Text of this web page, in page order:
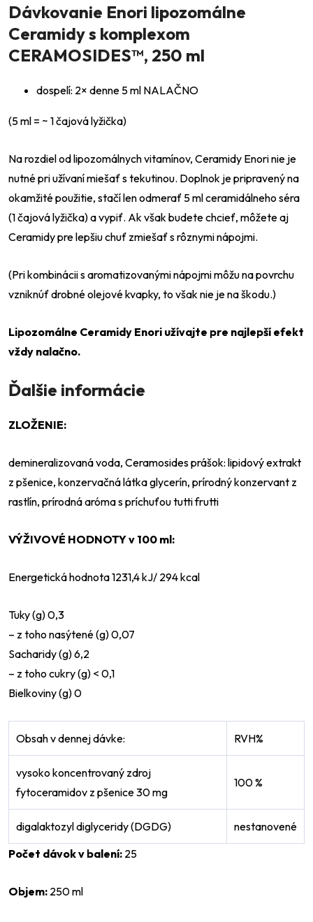
Dávkovanie Enori lipozomálne
Ceramidy s komplexom
CERAMOSIDES™, 250 ml
dospelí: 2× denne 5 ml NALAČNO
(5 ml = ~ 1 čajová lyžička)
Na rozdiel od lipozomálnych vitamínov, Ceramidy Enori nie je
nutné pri užívaní miešať s tekutinou. Doplnok je pripravený na
okamžité použitie, stačí len odmerať 5 ml ceramidálneho séra
(1 čajová lyžička) a vypiť. Ak však budete chcieť, môžete aj
Ceramidy pre lepšiu chuť zmiešať s rôznymi nápojmi.
(Pri kombinácii s aromatizovanými nápojmi môžu na povrchu
vzniknúť drobné olejové kvapky, to však nie je na škodu.)
Lipozomálne Ceramidy Enori užívajte pre najlepší efekt
vždy nalačno.
Ďalšie informácie
ZLOŽENIE:
demineralizovaná voda, Ceramosides prášok: lipidový extrakt
z pšenice, konzervačná látka glycerín, prírodný konzervant z
rastlín, prírodná aróma s príchuťou tutti frutti
VÝŽIVOVÉ HODNOTY v 100 ml:
Energetická hodnota 1231,4 kJ/ 294 kcal
Tuky (g) 0,3
–⁠ z toho nasýtené (g) 0,07
Sacharidy (g) 6,2
– z toho cukry (g) < 0,1
Bielkoviny (g) 0
Obsah v dennej dávke: RVH%
vysoko koncentrovaný zdroj
fytoceramidov z pšenice 30 mg
100 %
digalaktozyl diglyceridy (DGDG)
nestanovené
Počet dávok v balení: 25
Objem: 250 ml
Powered by chaterimo